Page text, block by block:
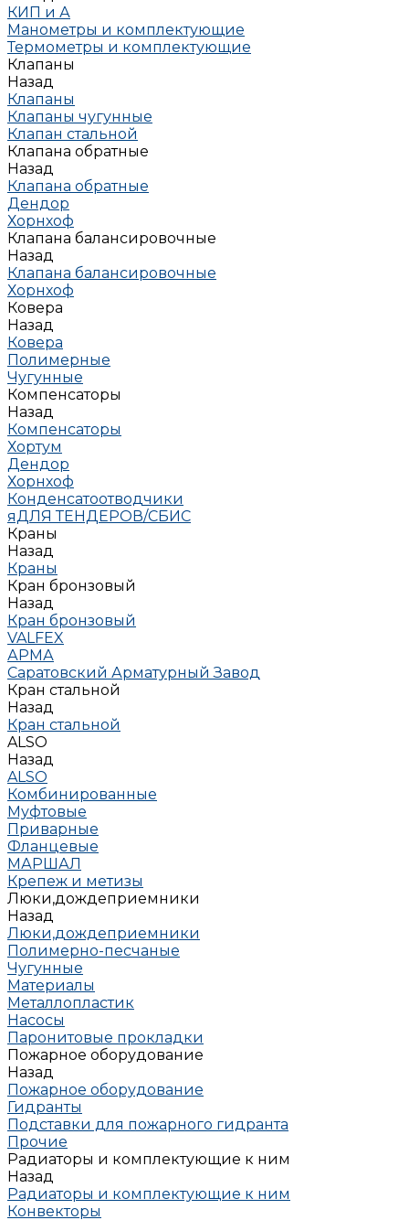
КИП и А
Манометры и комплектующие
Термометры и комплектующие
Клапаны
Назад
Клапаны
Клапаны чугунные
Клапан стальной
Клапана обратные
Назад
Клапана обратные
Дендор
Хорнхоф
Клапана балансировочные
Назад
Клапана балансировочные
Хорнхоф
Ковера
Назад
Ковера
Полимерные
Чугунные
Компенсаторы
Назад
Компенсаторы
Хортум
Дендор
Хорнхоф
Конденсатоотводчики
яДЛЯ ТЕНДЕРОВ/СБИС
Краны
Назад
Краны
Кран бронзовый
Назад
Кран бронзовый
VALFEX
АРМА
Саратовский Арматурный Завод
Кран стальной
Назад
Кран стальной
ALSO
Назад
ALSO
Комбинированные
Муфтовые
Приварные
Фланцевые
МАРШАЛ
Крепеж и метизы
Люки,дождеприемники
Назад
Люки,дождеприемники
Полимерно-песчаные
Чугунные
Материалы
Металлопластик
Насосы
Паронитовые прокладки
Пожарное оборудование
Назад
Пожарное оборудование
Гидранты
Подставки для пожарного гидранта
Прочие
Радиаторы и комплектующие к ним
Назад
Радиаторы и комплектующие к ним
Конвекторы